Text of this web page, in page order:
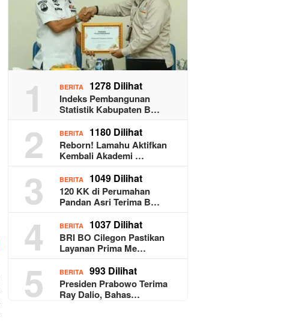
1 BERITA 1278 Dilihat
Indeks Pembangunan
Statistik Kabupaten B…
2 BERITA 1180 Dilihat
Reborn! Lamahu Aktifkan
Kembali Akademi …
3 BERITA 1049 Dilihat
120 KK di Perumahan
Pandan Asri Terima B…
4 BERITA 1037 Dilihat
BRI BO Cilegon Pastikan
Layanan Prima Me…
5 BERITA 993 Dilihat
Presiden Prabowo Terima
Ray Dalio, Bahas…